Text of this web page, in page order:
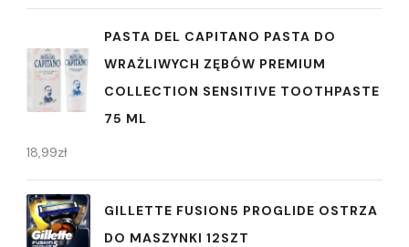
PASTA DEL CAPITANO PASTA DO
WRAŻLIWYCH ZĘBÓW PREMIUM
COLLECTION SENSITIVE TOOTHPASTE
75 ML
18,99zł
GILLETTE FUSION5 PROGLIDE OSTRZA
DO MASZYNKI 12SZT